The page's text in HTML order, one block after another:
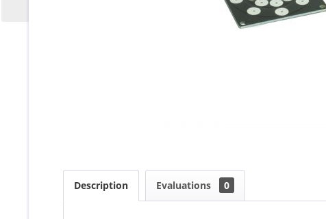
Description Evaluations 0